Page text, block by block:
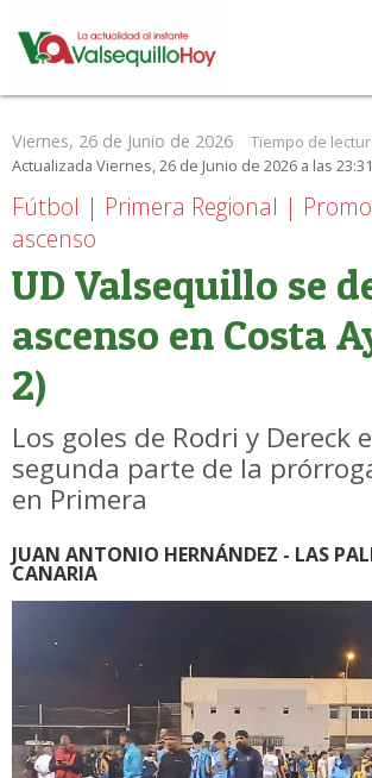
Viernes, 26 de Junio de 2026 Tiempo de
Actualizada Viernes, 26 de Junio de 2026 a las
Fútbol | Primera Regional |
ascenso
UD Valsequillo se
ascenso en Costa
2)
Los goles de Rodri y Dereck
segunda parte de la
en Primera
JUAN ANTONIO HERNÁNDEZ - LAS
CANARIA